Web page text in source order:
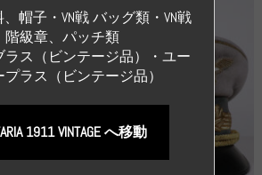
、帽子・VN戦 バッグ類・VN戦
階級章、パッチ類
ラス（ビンテージ品）・ユー
プラス（ビンテージ品）
1911 VINTAGE へ移動